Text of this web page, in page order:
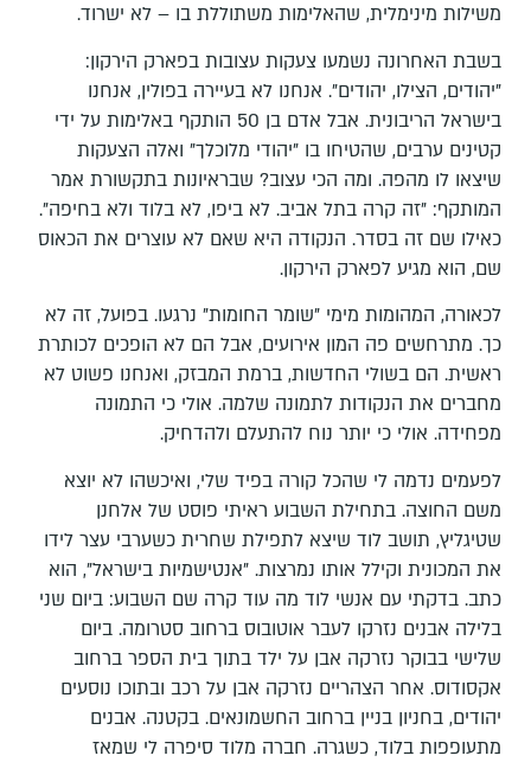
משילות מינימלית, שהאלימות משתוללת בו – לא ישרוד.
בשבת האחרונה נשמעו צעקות עצובות בפארק הירקון:
"יהודים, הצילו, יהודים". אנחנו לא בעיירה בפולין, אנחנו
בישראל הריבונית. אבל אדם בן 50 הותקף באלימות על ידי
קטינים ערבים, שהטיחו בו "יהודי מלוכלך" ואלה הצעקות
שיצאו לו מהפה. ומה הכי עצוב? שבראיונות בתקשורת אמר
המותקף: "זה קרה בתל אביב. לא ביפו, לא בלוד ולא בחיפה".
כאילו שם זה בסדר. הנקודה היא שאם לא עוצרים את הכאוס
שם, הוא מגיע לפארק הירקון.
לכאורה, המהומות מימי "שומר החומות" נרגעו. בפועל, זה לא
כך. מתרחשים פה המון אירועים, אבל הם לא הופכים לכותרת
ראשית. הם בשולי החדשות, ברמת המבזק, ואנחנו פשוט לא
מחברים את הנקודות לתמונה שלמה. אולי כי התמונה
מפחידה. אולי כי יותר נוח להתעלם ולהדחיק.
לפעמים נדמה לי שהכל קורה בפיד שלי, ואיכשהו לא יוצא
משם החוצה. בתחילת השבוע ראיתי פוסט של אלחנן
שטיגליץ, תושב לוד שיצא לתפילת שחרית כשערבי עצר לידו
את המכונית וקילל אותו נמרצות. "אנטישמיות בישראל", הוא
כתב. בדקתי עם אנשי לוד מה עוד קרה שם השבוע: ביום שני
בלילה אבנים נזרקו לעבר אוטובוס ברחוב סטרומה. ביום
שלישי בבוקר נזרקה אבן על ילד בתוך בית הספר ברחוב
אקסודוס. אחר הצהריים נזרקה אבן על רכב ובתוכו נוסעים
יהודים, בחניון בניין ברחוב החשמונאים. בקטנה. אבנים
מתעופפות בלוד, כשגרה. חברה מלוד סיפרה לי שמאז